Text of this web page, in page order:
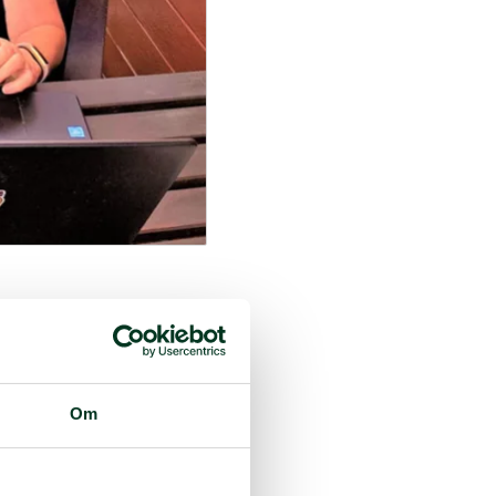
Om
under
kunne møtes til kurs
var redde og
også har lang